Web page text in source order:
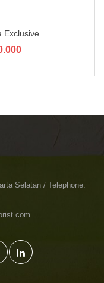
Exclusive
Current
Selatan / Telephone: